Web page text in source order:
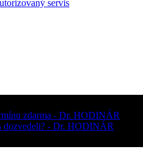
servis